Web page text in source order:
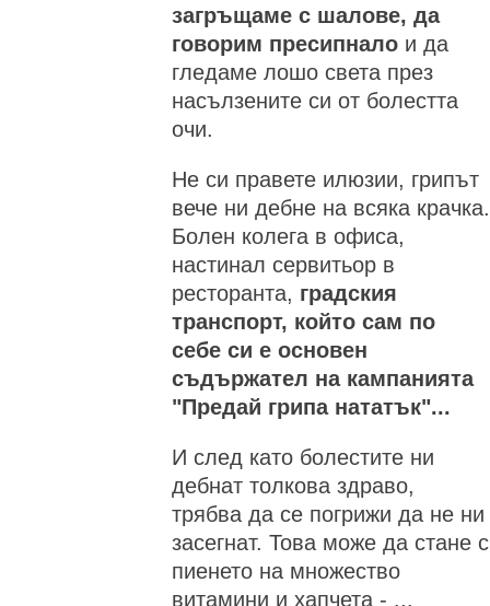
загръщаме с шалове, да
говорим пресипналои да
гледаме лошо света през
насълзените си от болестта
очи.
Не си правете илюзии, грипът
вече ни дебне на всяка крачка.
Болен колега в офиса,
настинал сервитьор в
ресторанта, градския
транспорт, който сам по
себе си е основен
съдържател на кампанията
"Предай грипа нататък"...
И след като болестите ни
дебнат толкова здраво,
трябва да се погрижи да не ни
засегнат. Това може да стане с
пиенето на множество
витамини и хапчета - ...